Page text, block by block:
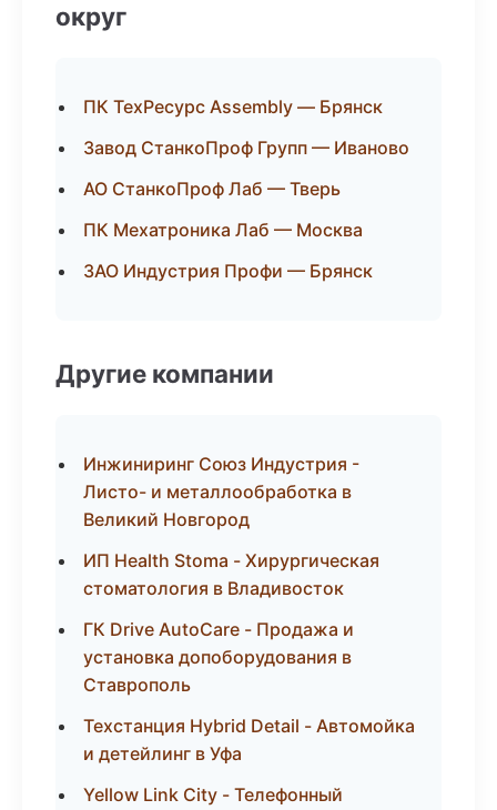
округ
ПК ТехРесурс Assembly — Брянск
Завод СтанкоПроф Групп — Иваново
АО СтанкоПроф Лаб — Тверь
ПК Мехатроника Лаб — Москва
ЗАО Индустрия Профи — Брянск
Другие компании
Инжиниринг Союз Индустрия -
Листо- и металлообработка в
Великий Новгород
ИП Health Stoma - Хирургическая
стоматология в Владивосток
ГК Drive AutoCare - Продажа и
установка допоборудования в
Ставрополь
Техстанция Hybrid Detail - Автомойка
и детейлинг в Уфа
Yellow Link City - Телефонный